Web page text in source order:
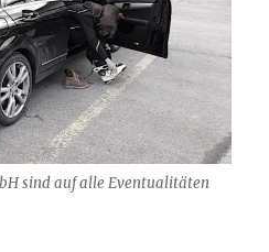
sind auf alle Eventualitäten